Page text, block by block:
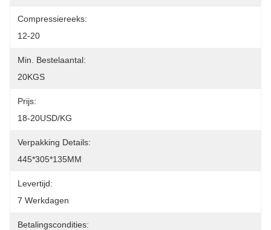
Compressiereeks:
12-20
Min. Bestelaantal:
20KGS
Prijs:
18-20USD/KG
Verpakking Details:
445*305*135MM
Levertijd:
7 Werkdagen
Betalingscondities: